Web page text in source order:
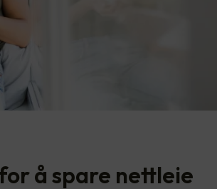
å spare nettleie